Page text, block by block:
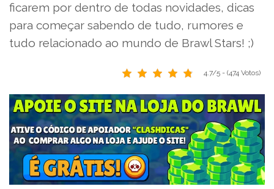
ficarem por dentro de todas novidades, dicas
para começar sabendo de tudo, rumores e
tudo relacionado ao mundo de Brawl Stars! ;)
4.7/5 - (474 Votos)